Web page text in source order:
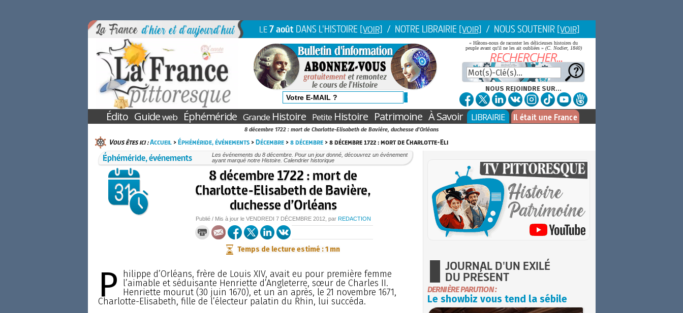
LE7 août DANS L'HISTOIRE [VOIR] / NOTRE LIBRAIRIE [VOIR] / NOUS SOUTENIR [VOIR]
« Hâtons-nous de raconter les délicieuses histoires du
peuple avant qu'il ne les ait oubliées » (C. Nodier, 1840)
NOUS REJOINDRE SUR...
Édito Guideweb Éphéméride GrandeHistoire PetiteHistoire Patrimoine À Savoir LIBRAIRIE Il était une France
8 décembre 1722 : mort de Charlotte-Elisabeth de Bavière, duchesse d'Orléans
Vous êtes ici :Accueil>Éphéméride, événements>Décembre>8 décembre> 8 décembre 1722 : mort de Charlotte-Eli
Éphéméride, événements
Les événements du 8 décembre. Pour un jour donné, découvrez un événement
ayant marqué notre Histoire. Calendrier historique
8 décembre 1722 : mort de
Charlotte-Elisabeth de Bavière,
duchesse d’Orléans
Publié / Mis à jour le VENDREDI 7 DÉCEMBRE 2012, par REDACTION
Temps de lecture estimé : 1 mn
P
hilippe d’Orléans, frère de Louis XIV, avait eu pour première femme
l’aimable et séduisante Henriette d’Angleterre, sœur de Charles II.
Henriette mourut (30 juin 1670), et un an après, le 21 novembre 1671,
Charlotte-Elisabeth, fille de l’électeur palatin du Rhin, lui succéda.
JOURNAL D'UN EXILÉ
DU PRÉSENT
DERNIÈRE PARUTION :
Le showbiz vous tend la sébile